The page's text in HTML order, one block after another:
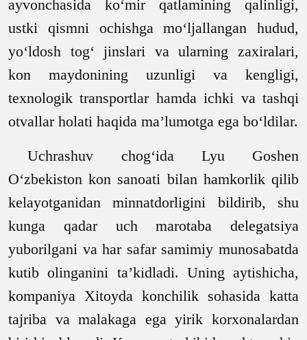
ayvonchasida ko‘mir qatlamining qalinligi,
ustki qismni ochishga mo‘ljallangan hudud,
yo‘ldosh tog‘ jinslari va ularning zaxiralari,
kon maydonining uzunligi va kengligi,
texnologik transportlar hamda ichki va tashqi
otvallar holati haqida ma’lumotga ega bo‘ldilar.
Uchrashuv chog‘ida Lyu Goshen
O‘zbekiston kon sanoati bilan hamkorlik qilib
kelayotganidan minnatdorligini bildirib, shu
kunga qadar uch marotaba delegatsiya
yuborilgani va har safar samimiy munosabatda
kutib olinganini ta’kidladi. Uning aytishicha,
kompaniya Xitoyda konchilik sohasida katta
tajriba va malakaga ega yirik korxonalardan